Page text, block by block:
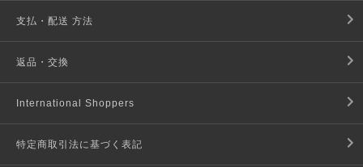
支払・配送 方法
返品・交換
International Shoppers
特定商取引法に基づく表記